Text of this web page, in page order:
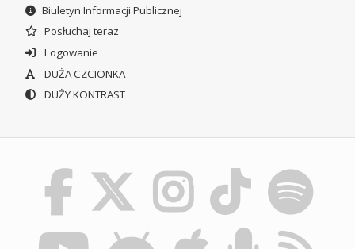
Biuletyn Informacji Publicznej
Posłuchaj teraz
Logowanie
DUŻA CZCIONKA
DUŻY KONTRAST